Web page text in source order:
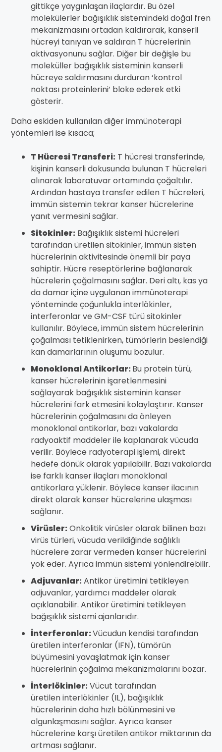
gittikçe yaygınlaşan ilaçlardır. Bu özel
molekülerler bağışıklık sistemindeki doğal fren
mekanizmasını ortadan kaldırarak, kanserli
hücreyi tanıyan ve saldıran T hücrelerinin
aktivasyonunu sağlar. Diğer bir değişle bu
moleküller bağışıklık sisteminin kanserli
hücreye saldırmasını durduran ‘kontrol
noktası proteinlerini’ bloke ederek etki
gösterir.
Daha eskiden kullanılan diğer immünoterapi
yöntemleri ise kısaca;
T Hücresi Transferi: T hücresi transferinde,
kişinin kanserli dokusunda bulunan T hücreleri
alınarak laboratuvar ortamında çoğaltılır.
Ardından hastaya transfer edilen T hücreleri,
immün sistemin tekrar kanser hücrelerine
yanıt vermesini sağlar.
Sitokinler: Bağışıklık sistemi hücreleri
tarafından üretilen sitokinler, immün sisten
hücrelerinin aktivitesinde önemli bir paya
sahiptir. Hücre reseptörlerine bağlanarak
hücrelerin çoğalmasını sağlar. Deri altı, kas ya
da damar içine uygulanan immünoterapi
yönteminde çoğunlukla interlökinler,
interferonlar ve GM-CSF türü sitokinler
kullanılır. Böylece, immün sistem hücrelerinin
çoğalması tetiklenirken, tümörlerin beslendiği
kan damarlarının oluşumu bozulur.
Monoklonal Antikorlar:Bu protein türü,
kanser hücrelerinin işaretlenmesini
sağlayarak bağışıklık sisteminin kanser
hücrelerini fark etmesini kolaylaştırır. Kanser
hücrelerinin çoğalmasını da önleyen
monoklonal antikorlar, bazı vakalarda
radyoaktif maddeler ile kaplanarak vücuda
verilir. Böylece radyoterapi işlemi, direkt
hedefe dönük olarak yapılabilir. Bazı vakalarda
ise farklı kanser ilaçları monoklonal
antikorlara yüklenir. Böylece kanser ilacının
direkt olarak kanser hücrelerine ulaşması
sağlanır.
Virüsler:Onkolitik virüsler olarak bilinen bazı
virüs türleri, vücuda verildiğinde sağlıklı
hücrelere zarar vermeden kanser hücrelerini
yok eder. Ayrıca immün sistemi yönlendirebilir.
Adjuvanlar:Antikor üretimini tetikleyen
adjuvanlar, yardımcı maddeler olarak
açıklanabilir. Antikor üretimini tetikleyen
bağışıklık sistemi ajanlarıdır.
İnterferonlar:Vücudun kendisi tarafından
üretilen interferonlar (IFN), tümörün
büyümesini yavaşlatmak için kanser
hücrelerinin çoğalma mekanizmalarını bozar.
İnterlökinler:Vücut tarafından
üretilen interlökinler (IL), bağışıklık
hücrelerinin daha hızlı bölünmesini ve
olgunlaşmasını sağlar. Ayrıca kanser
hücrelerine karşı üretilen antikor miktarının da
artması sağlanır.